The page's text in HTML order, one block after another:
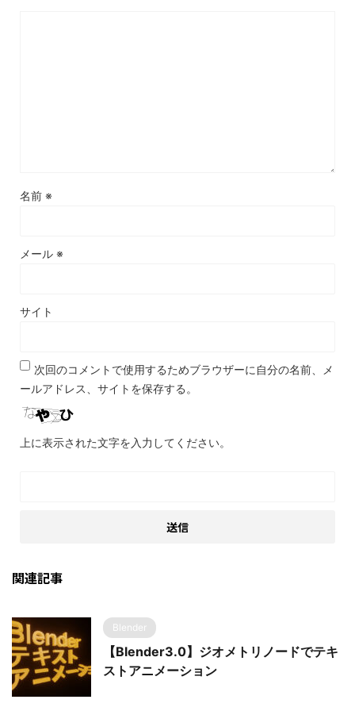
名前 ※
メール ※
サイト
次回のコメントで使用するためブラウザーに自分の名前、メ
ールアドレス、サイトを保存する。
上に表示された文字を入力してください。
関連記事
Blender
【Blender3.0】ジオメトリノードでテキ
ストアニメーション